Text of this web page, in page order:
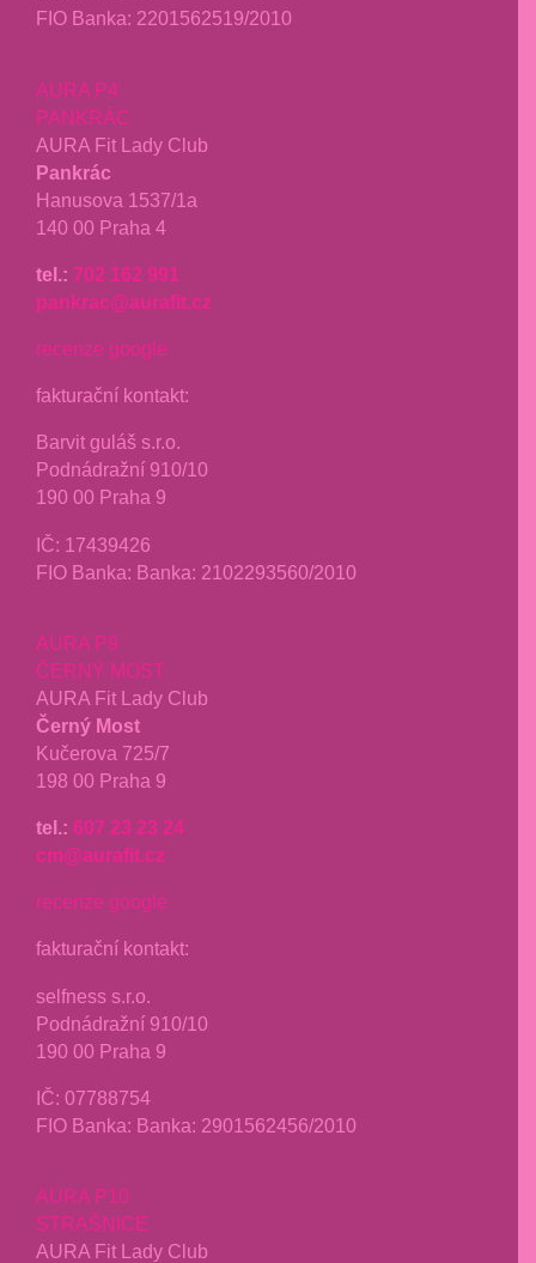
FIO Banka: 2201562519/2010
AURA P4
PANKRÁC
AURA Fit Lady Club
Pankrác
Hanusova 1537/1a
140 00 Praha 4
tel.: 702 162 991
pankrac@aurafit.cz
recenze google
fakturační kontakt:
Barvit guláš s.r.o.
Podnádražní 910/10
190 00 Praha 9
IČ: 17439426
FIO Banka: Banka: 2102293560/2010
AURA P9
ČERNÝ MOST
AURA Fit Lady Club
Černý Most
Kučerova 725/7
198 00 Praha 9
tel.: 607 23 23 24
cm@aurafit.cz
recenze google
fakturační kontakt:
selfness s.r.o.
Podnádražní 910/10
190 00 Praha 9
IČ: 07788754
FIO Banka: Banka: 2901562456/2010
AURA P10
STRAŠNICE
AURA Fit Lady Club